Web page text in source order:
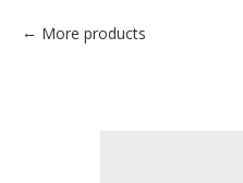
More products